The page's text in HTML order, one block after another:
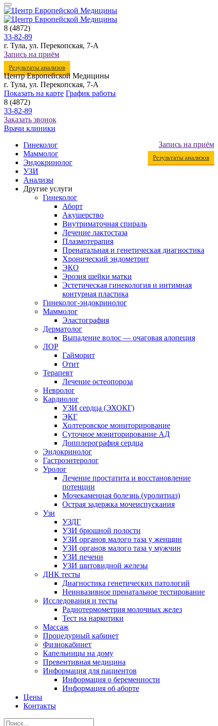
8 (4872)
33-82-89
г. Тула, ул. Перекопская, 7-А
Запись на приём
Результаты анализов
Центр Европейской Медицины
г. Тула, ул. Перекопская, 7-А
Показать на карте График работы
8 (4872)
33-82-89
Заказать звонок
Врачи клиники
Запись на приём
Результаты анализов
Гинеколог
Маммолог
Эндокринолог
УЗИ
Анализы
Другие услуги
Гинеколог
Аборт
Акушерство
Внутриматочная спираль
Лечение лактостаза
Плазмотерапия
Пренатальная и генетическая диагностика
Хронический эндометрит
ЭКО
Эрозия шейки матки
Эстетическая гинекология и интимная
контурная пластика
Гинеколог-эндокринолог
Маммолог
Эластография
Дерматолог
Выпадение волос — очаговая алопеция
ЛОР
Гайморит
Отит
Терапевт
Лечение остеопороза
Невролог
Кардиолог
УЗИ сердца (ЭХОКГ)
ЭКГ
Холтеровское мониторирование
Суточное мониторирование АД
Допплерография сердца
Эндокринолог
Гастроэнтеролог
Уролог
Лечение простатита и восстановление
потенции
Мочекаменная болезнь (уролитиаз)
Острая задержка мочеиспускания
Узи
УЗДГ
УЗИ брюшной полости
УЗИ органов малого таза у женщин
УЗИ органов малого таза у мужчин
УЗИ печени
УЗИ щитовидной железы
ДНК тесты
Диагностика генетических патологий
Неинвазивное пренатальное тестирование
Исследования и тесты
Радиотермометрия молочных желез
Тест на наркотики
Массаж
Процедурный кабинет
Физиокабинет
Капельницы на дому
Превентивная медицина
Информация для пациентов
Информация о беременности
Информация об аборте
Цены
Контакты